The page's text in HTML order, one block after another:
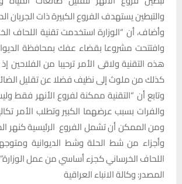
والتبطين يستهدف الفروع الكبيرة ذات الجريان
وأضاف، أن “الوزارة استخدمت تقنية اللحاف
وافتتحت مشروعا بقضاء عفك بمحافظة
هذه التقنية ولاقى الأمر ترحيبا من الفلاحين
كذلك من ملوث إلى نظيف فضلا عن تقليل
وتابع أن “التقنية ممكنة لفروع الأنهر فقط
والفرات بسبب عرضهما الكبير وتطلب الأمر
ومن الممكن أن تشمل الفروع الرئيسية كنهر
وأجزاء من شط الحلة وشط الديوانية
اللحاف الخرساني كجزء أساسي من عمل
المصدر: وكالة الانباء العراقية